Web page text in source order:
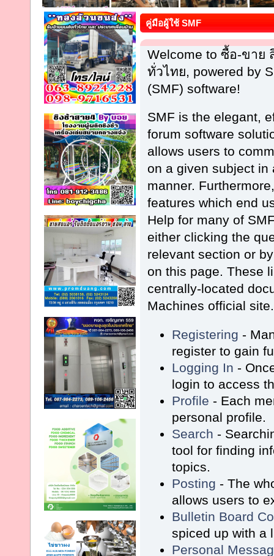
คู่มือผู้ใช้ SMF
Welcome to ซื้อ-ขาย
ทั่วไทย, powered by
(SMF) software!
SMF is the elegant,
forum software
allows users to
on a given subject in
manner.
features which end
Help for many of
either clicking the
relevant section or
on this page. These
centrally-located
Machines official site.
Registering -
register to gain
Logging In -
login to access
Profile - Each
personal profile.
Search -
tool for finding
topics.
Posting - The
allows users to
Bulletin Board
spiced up with a
Personal